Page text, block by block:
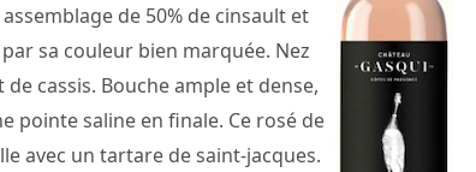
de 50% de cinsault et
sa couleur bien marquée. Nez
cassis. Bouche ample et dense,
pointe saline en finale. Ce rosé de
avec un tartare de saint-jacques.